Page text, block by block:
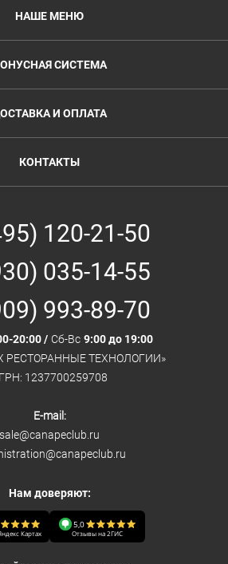
НАШЕ МЕНЮ
СИСТЕМА
И ОПЛАТА
КОНТАКТЫ
120-21-50
035-14-55
993-89-70
20:00 / Сб-Вс 9:00 до 19:00
РЕСТОРАННЫЕ ТЕХНОЛОГИИ»
1237700259708
E-mail:
sale@canapeclub.ru
Нам доверяют:
Картах
5,0
Отзывы на 2ГИС